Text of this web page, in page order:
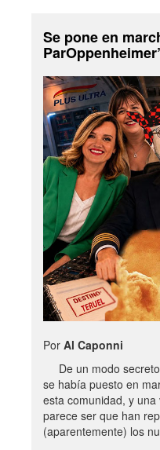
Se pone en
Por Al Caponni
De un modo
se había puesto en
esta comunidad, y
parece ser que han
(aparentemente) los